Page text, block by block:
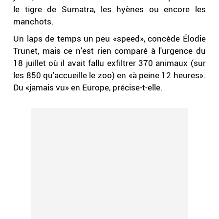
le tigre de Sumatra, les hyènes ou encore les
manchots.
Un laps de temps un peu «speed», concède Élodie
Trunet, mais ce n'est rien comparé à l'urgence du
18 juillet où il avait fallu exfiltrer 370 animaux (sur
les 850 qu'accueille le zoo) en «à peine 12 heures».
Du «jamais vu» en Europe, précise-t-elle.